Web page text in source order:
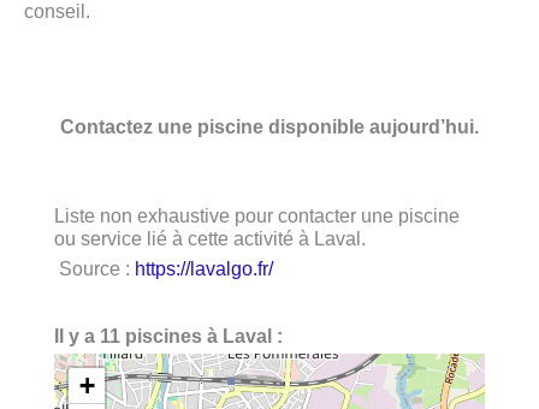
conseil.
Contactez une piscine disponible aujourd’hui.
Liste non exhaustive pour contacter une piscine
ou service lié à cette activité à Laval.
Source : https://lavalgo.fr/
Il y a 11 piscines à Laval :
+